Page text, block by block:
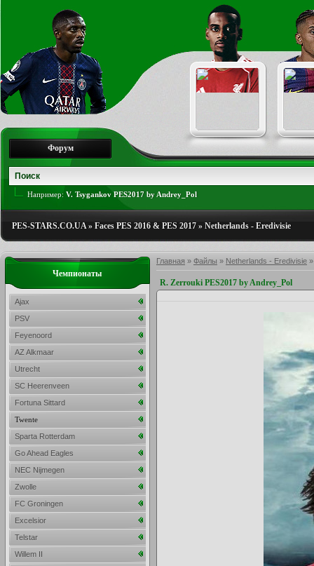
Форум
Например: V. Tsygankov PES2017 by Andrey_Pol
PES-STARS.CO.UA» Faces PES 2016 & PES 2017 » Netherlands - Eredivisie
Главная » Файлы » Netherlands - Eredivisie
R. Zerrouki PES2017 by Andrey_Pol
Чемпионаты
Ajax
PSV
Feyenoord
AZ Alkmaar
Utrecht
SC Heerenveen
Fortuna Sittard
Twente
Sparta Rotterdam
Go Ahead Eagles
NEC Nijmegen
Zwolle
FC Groningen
Excelsior
Telstar
Willem II